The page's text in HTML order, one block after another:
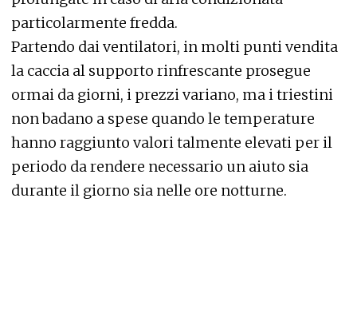
particolarmente fredda.
Partendo dai ventilatori, in molti punti vendita
la caccia al supporto rinfrescante prosegue
ormai da giorni, i prezzi variano, ma i triestini
non badano a spese quando le temperature
hanno raggiunto valori talmente elevati per il
periodo da rendere necessario un aiuto sia
durante il giorno sia nelle ore notturne.